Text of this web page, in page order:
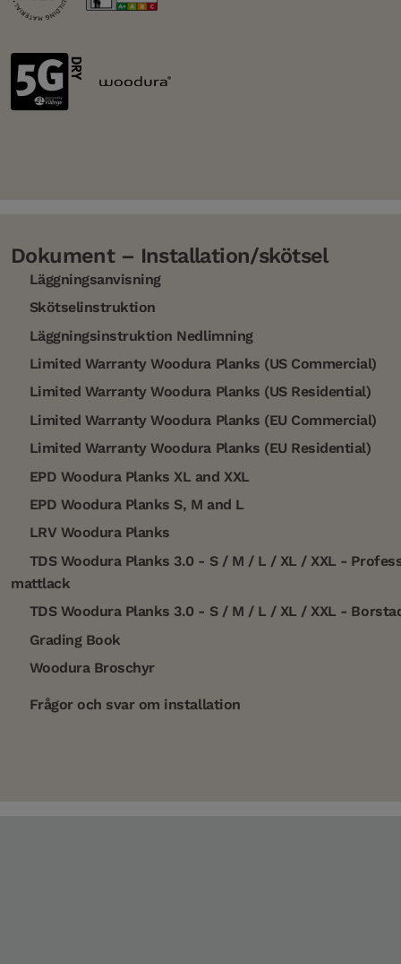
Dokument – Installation/skötsel
Läggningsanvisning
Skötselinstruktion
Läggningsinstruktion Nedlimning
Limited Warranty Woodura Planks (US Commercial)
Limited Warranty Woodura Planks (US Residential)
Limited Warranty Woodura Planks (EU Commercial)
Limited Warranty Woodura Planks (EU Residential)
EPD Woodura Planks XL and XXL
EPD Woodura Planks S, M and L
LRV Woodura Planks
TDS Woodura Planks 3.0 - S / M / L / XL / XXL -
mattlack
TDS Woodura Planks 3.0 - S / M / L / XL / XXL -
Grading Book
Woodura Broschyr
Frågor och svar om installation